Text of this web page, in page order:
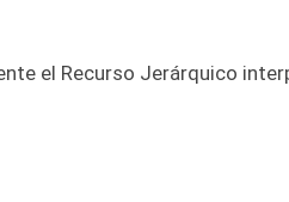
el Recurso Jerárquico